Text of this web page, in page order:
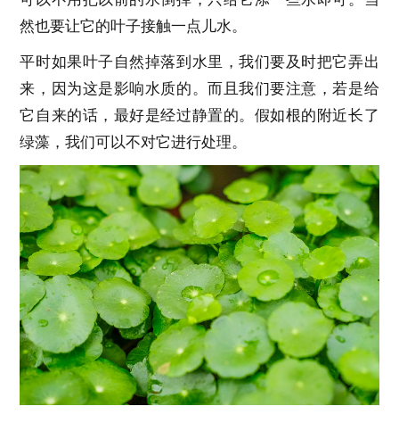
然也要让它的叶子接触一点儿水。
平时如果叶子自然掉落到水里，我们要及时把它弄出
来，因为这是影响水质的。而且我们要注意，若是给
它自来的话，最好是经过静置的。假如根的附近长了
绿藻，我们可以不对它进行处理。